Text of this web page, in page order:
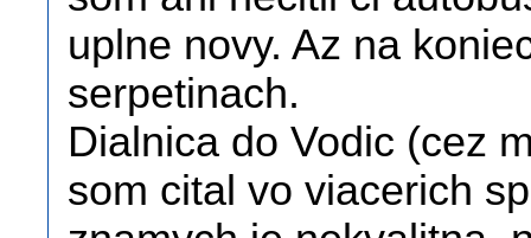
uplne novy. Az na
serpetinach.
Dialnica do Vodic (cez
som cital vo viacerich